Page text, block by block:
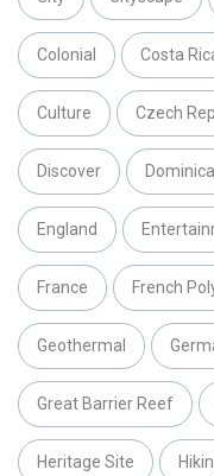
Colonial Costa
Culture Czech
Discover
England
France French
Geothermal
Great Barrier Reef
Heritage Site